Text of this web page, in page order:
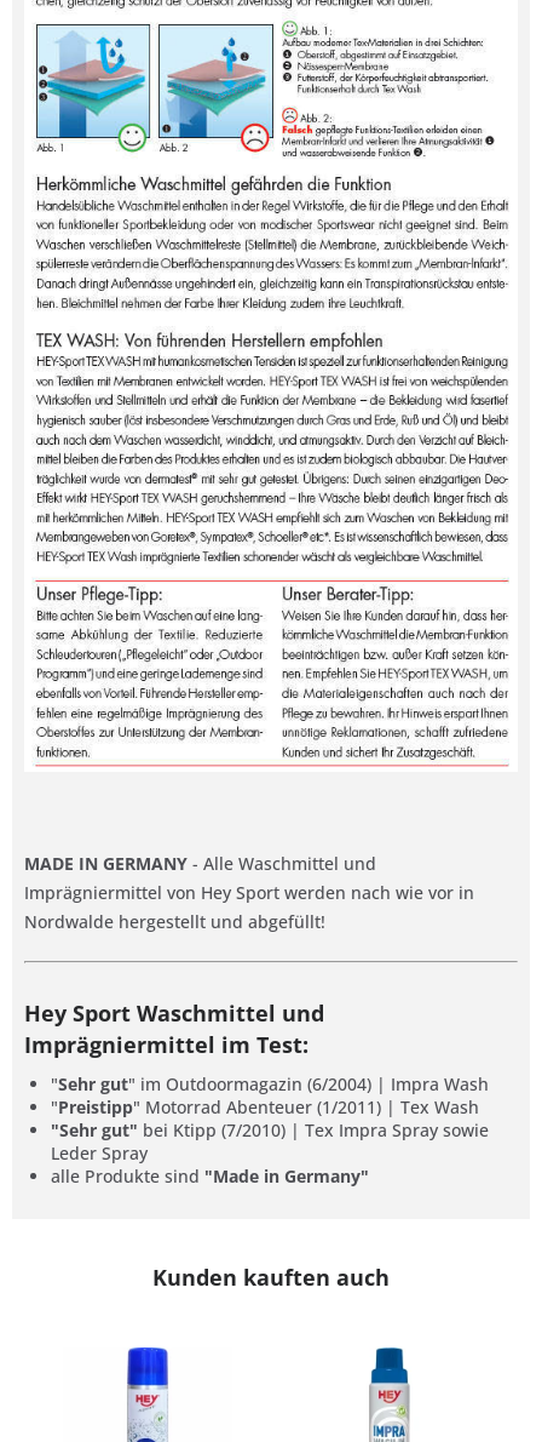
MADE IN GERMANY - Alle Waschmittel und
Imprägniermittel von Hey Sport werden nach wie vor in
Nordwalde hergestellt und abgefüllt!
Hey Sport Waschmittel und
Imprägniermittel im Test:
"Sehr gut" im Outdoormagazin (6/2004) | Impra Wash
"Preistipp" Motorrad Abenteuer (1/2011) | Tex Wash
"Sehr gut" bei Ktipp (7/2010) | Tex Impra Spray sowie
Leder Spray
alle Produkte sind "Made in Germany"
Kunden kauften auch